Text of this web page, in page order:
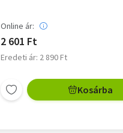
Online ár:
2 601 Ft
Eredeti ár: 2 890 Ft
Kosárba